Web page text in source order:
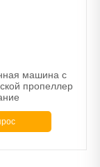
машина с
пропеллер